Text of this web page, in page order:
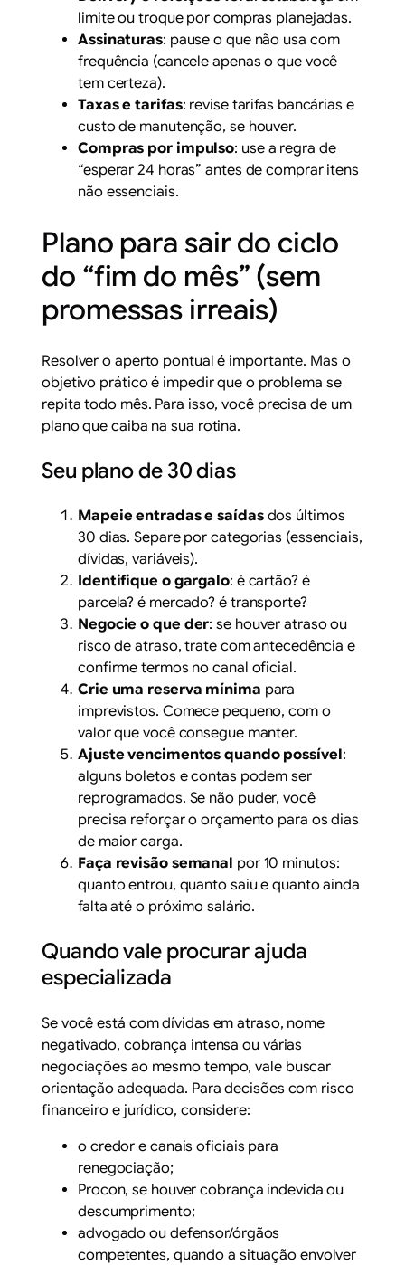
limite ou troque por compras planejadas.
Assinaturas: pause o que não usa com
frequência (cancele apenas o que você
tem certeza).
Taxas e tarifas: revise tarifas bancárias e
custo de manutenção, se houver.
Compras por impulso: use a regra de
“esperar 24 horas” antes de comprar itens
não essenciais.
Plano para sair do ciclo
do “fim do mês” (sem
promessas irreais)
Resolver o aperto pontual é importante. Mas o
objetivo prático é impedir que o problema se
repita todo mês. Para isso, você precisa de um
plano que caiba na sua rotina.
Seu plano de 30 dias
Mapeie entradas e saídasdos últimos
30 dias. Separe por categorias (essenciais,
dívidas, variáveis).
Identifique o gargalo: é cartão? é
parcela? é mercado? é transporte?
Negocie o que der: se houver atraso ou
risco de atraso, trate com antecedência e
confirme termos no canal oficial.
Crie uma reserva mínima para
imprevistos. Comece pequeno, com o
valor que você consegue manter.
Ajuste vencimentos quando possível:
alguns boletos e contas podem ser
reprogramados. Se não puder, você
precisa reforçar o orçamento para os dias
de maior carga.
Faça revisão semanal por 10 minutos:
quanto entrou, quanto saiu e quanto ainda
falta até o próximo salário.
Quando vale procurar ajuda
especializada
Se você está com dívidas em atraso, nome
negativado, cobrança intensa ou várias
negociações ao mesmo tempo, vale buscar
orientação adequada. Para decisões com risco
financeiro e jurídico, considere:
o credor e canais oficiais para
renegociação;
Procon, se houver cobrança indevida ou
descumprimento;
advogado ou defensor/órgãos
competentes, quando a situação envolver